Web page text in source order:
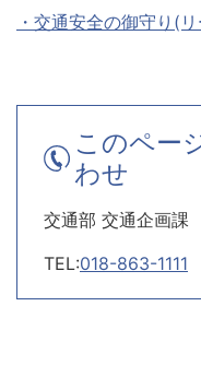
・交通安全の御守り(
このペー
わせ
交通部 交通企画課
TEL:018-863-1111